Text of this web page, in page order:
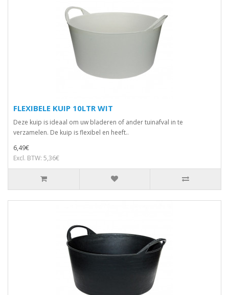
FLEXIBELE KUIP 10LTR WIT
Deze kuip is ideaal om uw bladeren of ander tuinafval in te
verzamelen. De kuip is flexibel en heeft..
6,49€
Excl. BTW: 5,36€